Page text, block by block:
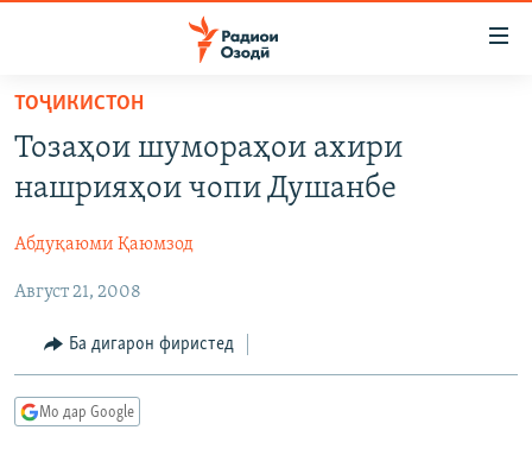
Ҷаҳиш
мояи
аслӣ
ба
аслӣ
Ҷаҳиш
ҷустор
ҶОМЕА
ҚАЗИЯИ "КРОКУС"
ОСИЁИ МАРКАЗӢ
МЕҲМОНИ ОЗОДӢ
ГАПИ ОЗОД
РӮЗГОРИ МУҲОҶИР
САЛОМ, ХОҲАР
ТАҲҚИҚОТ
ҶАНГ ДАР УКРАИНА
НАЗАРИ МАРДУМ
БЛОГИСТОН
ЧАНДРАСОНАӢ
ТОҶИКИСТОН
Тозаҳои шумораҳои ахири
нашрияҳои чопи Душанбе
Абдуқаюми Қаюмзод
Август 21, 2008
Ба дигарон фиристед
Мо дар Google